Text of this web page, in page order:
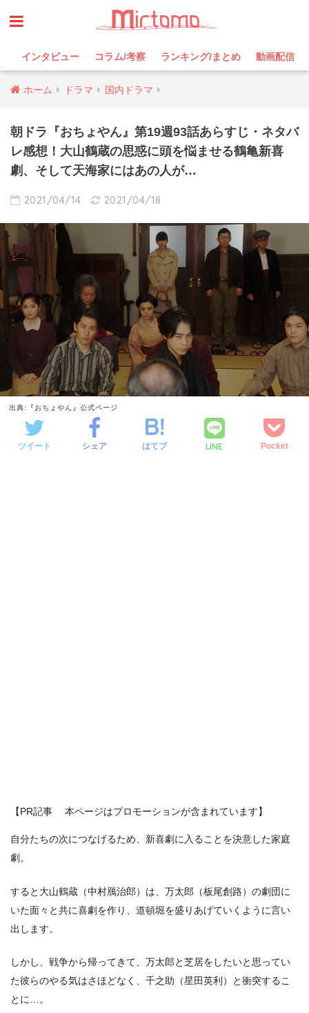
インタビュー コラム/考察 ランキング/まとめ 動画配信
ホーム ドラマ 国内ドラマ
朝ドラ『おちょやん』第19週93話あらすじ・ネタバ
レ感想！大山鶴蔵の思惑に頭を悩ませる鶴亀新喜
劇、そして天海家にはあの人が…
2021/04/14 2021/04/18
出典:『おちょやん』公式ページ
ツイート シェア はてブ LINE Pocket
【PR記事 本ページはプロモーションが含まれています】
自分たちの次につなげるため、新喜劇に入ることを決意した家庭
劇。
すると大山鶴蔵（中村鴈治郎）は、万太郎（板尾創路）の劇団に
いた面々と共に喜劇を作り、道頓堀を盛りあげていくように言い
出します。
しかし、戦争から帰ってきて、万太郎と芝居をしたいと思ってい
た彼らのやる気はさほどなく、千之助（星田英利）と衝突するこ
とに…。